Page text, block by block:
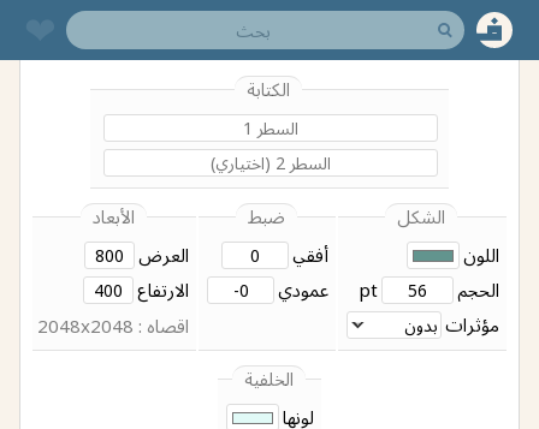
الكتابة
الشكل
اللون
الحجم
pt
مؤثرات
ضبط
أفقي
عمودي
الأبعاد
العرض
الارتفاع
اقصاه : 2048x2048
الخلفية
لونها